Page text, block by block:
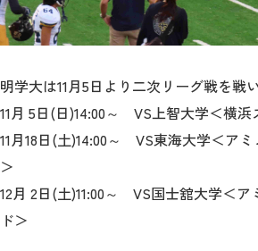
明学大は11月5日より二次リーグ戦を戦
11月 5日(日)14:00～ VS上智大学＜横浜
11月18日(土)14:00～ VS東海大学＜ア
＞
12月 2日(土)11:00～ VS国士舘大学＜
ド＞